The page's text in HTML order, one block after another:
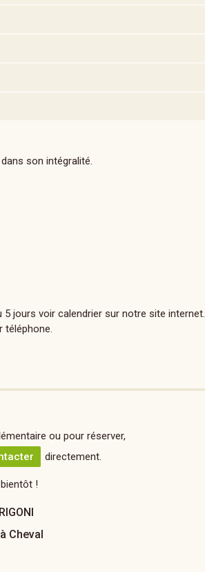
son intégralité.
jours voir calendrier sur notre site internet.
téléphone.
ou pour réserver,
directement.
!
Cheval